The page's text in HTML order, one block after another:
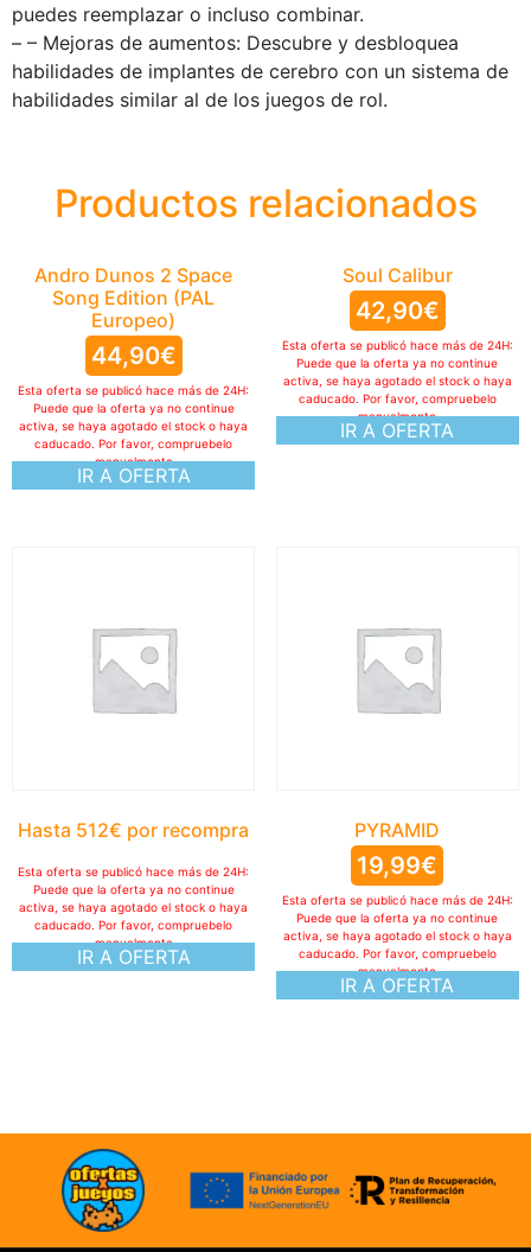
puedes reemplazar o incluso combinar.
– – Mejoras de aumentos: Descubre y desbloquea
habilidades de implantes de cerebro con un sistema de
habilidades similar al de los juegos de rol.
Productos relacionados
Andro Dunos 2 Space
Song Edition (PAL
Europeo)
44,90€
IR A OFERTA
Esta oferta se publicó hace más de 24H:
Puede que la oferta ya no continue
activa, se haya agotado el stock o haya
caducado. Por favor, compruebelo
manualmente
Soul Calibur
42,90€
IR A OFERTA
Esta oferta se publicó hace más de 24H:
Puede que la oferta ya no continue
activa, se haya agotado el stock o haya
caducado. Por favor, compruebelo
manualmente
Hasta 512€ por recompra
IR A OFERTA
Esta oferta se publicó hace más de 24H:
Puede que la oferta ya no continue
activa, se haya agotado el stock o haya
caducado. Por favor, compruebelo
manualmente
PYRAMID
19,99€
IR A OFERTA
Esta oferta se publicó hace más de 24H:
Puede que la oferta ya no continue
activa, se haya agotado el stock o haya
caducado. Por favor, compruebelo
manualmente